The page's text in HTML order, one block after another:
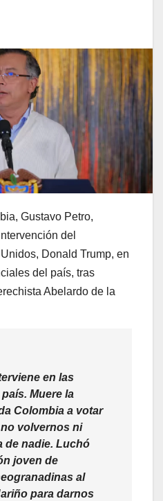
Gustavo Petro,
del
Donald Trump, en
del país, tras
Abelardo de la
en las
Muere la
Colombia a votar
volvernos ni
de nadie. Luchó
joven de
al
para darnos